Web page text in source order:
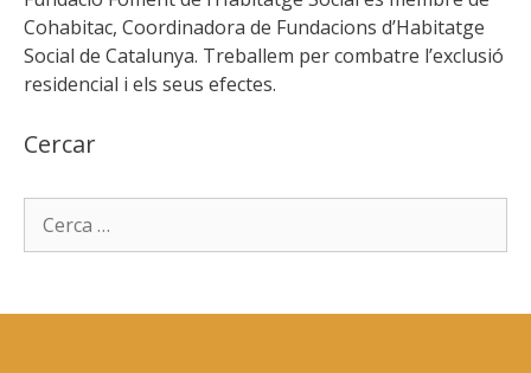
Cohabitac, Coordinadora de Fundacions d’Habitatge
Social de Catalunya. Treballem per combatre l’exclusió
residencial i els seus efectes.
Cercar